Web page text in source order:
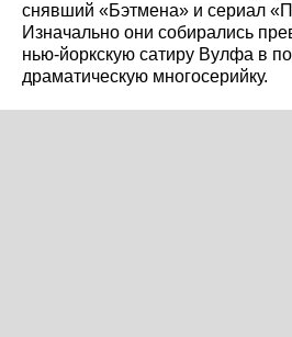
снявший «Бэтмена» и сериал
Изначально они собирались
нью-йоркскую сатиру Вулфа в
драматическую многосерийку.